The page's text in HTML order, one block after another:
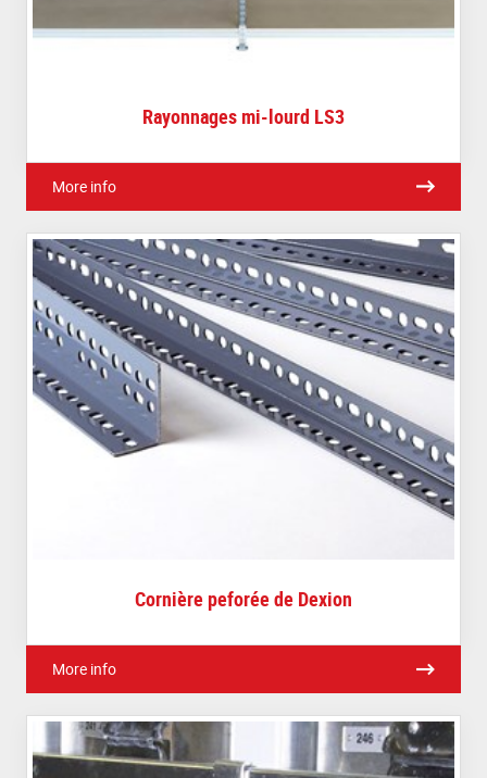
Rayonnages mi-lourd LS3
More info
Cornière peforée de Dexion
More info